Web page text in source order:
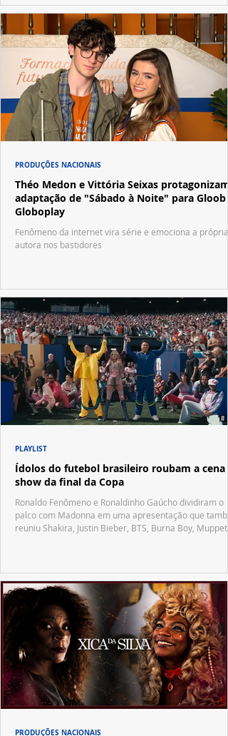
Théo Medon e Vittória Seixas protagonizam
adaptação de "Sábado à Noite" para Gloob e
Globoplay
Fenômeno da internet vira série e emociona a própria
autora nos bastidores
PRODUÇÕES NACIONAIS
Ídolos do futebol brasileiro roubam a cena
show da final da Copa
Ronaldo Fenômeno e Ronaldinho Gaúcho dividiram o
palco com Madonna em uma apresentação que
reuniu Shakira, Justin Bieber, BTS, Burna Boy, Muppets,
PLAYLIST
PRODUÇÕES NACIONAIS